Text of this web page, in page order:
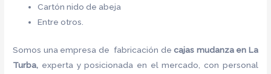
Cartón nido de abeja
Entre otros.
Somos una empresa de fabricación decajas mudanza en La
Turba, experta y posicionada en el mercado, con personal